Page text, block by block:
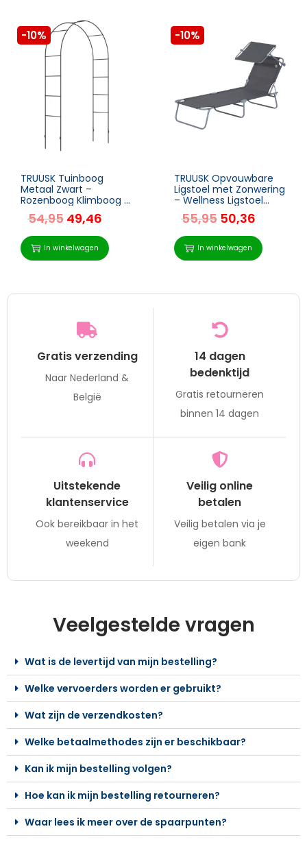
-10%
TRUUSK Tuinboog
Metaal Zwart –
Rozenboog Klimboog –
1,40 x 0,40 x 2,40 m –
Duurzaam – Elegante
Tuindecoratie
54,95 49,46
In winkelwagen
-10%
TRUUSK Opvouwbare
Ligstoel met Zonwering
– Wellness Ligstoel
voor Tuin en Strand –
Grijs – 187 x 58 x 36 cm
55,95 50,36
In winkelwagen
Gratis verzending
Naar Nederland &
België
14 dagen
bedenktijd
Gratis retourneren
binnen 14 dagen
Uitstekende
klantenservice
Ook bereikbaar in het
weekend
Veilig online
betalen
Veilig betalen via je
eigen bank
Veelgestelde vragen
Wat is de levertijd van mijn bestelling?
Welke vervoerders worden er gebruikt?
Wat zijn de verzendkosten?
Welke betaalmethodes zijn er beschikbaar?
Kan ik mijn bestelling volgen?
Hoe kan ik mijn bestelling retourneren?
Waar lees ik meer over de spaarpunten?